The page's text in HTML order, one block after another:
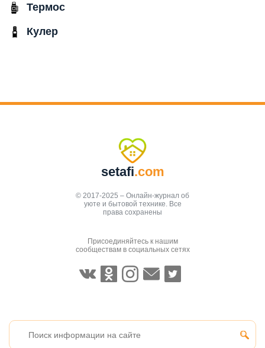
Термос
Кулер
setafi.com
© 2017-2025 – Онлайн-журнал об
уюте и бытовой технике. Все
права сохранены
Присоединяйтесь к нашим
сообществам в социальных сетях